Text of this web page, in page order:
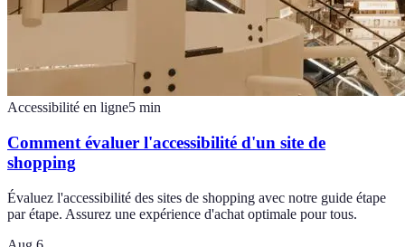
Accessibilité en ligne5 min
Comment évaluer l'accessibilité d'un site de
shopping
Évaluez l'accessibilité des sites de shopping avec notre guide étape
par étape. Assurez une expérience d'achat optimale pour tous.